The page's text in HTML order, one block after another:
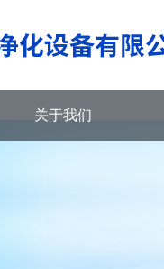
关于我们